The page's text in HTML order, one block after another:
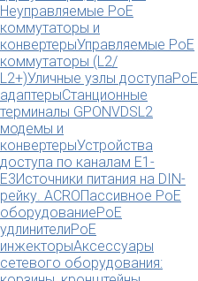
Неуправляемые PoE
коммутаторы и
конвертерыУправляемые PoE
коммутаторы (L2/
L2+)Уличные узлы доступаPoE
адаптерыСтанционные
терминалы GPONVDSL2
модемы и
конвертерыУстройства
доступа по каналам E1-
E3Источники питания на DIN-
рейку. ACROПассивное PoE
оборудованиеPoE
удлинителиPoE
инжекторыАксессуары
сетевого оборудования: